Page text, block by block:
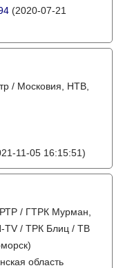
(2020-07-21
/ Московия, НТВ,
11-05 16:15:51)
/ ГТРК Мурман,
TV / ТРК Блиц / ТВ
область